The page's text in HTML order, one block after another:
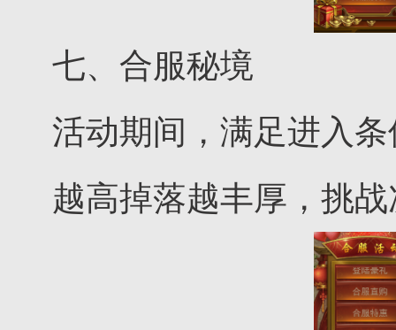
七、合服秘境
活动期间，满足进入条
越高掉落越丰厚，挑